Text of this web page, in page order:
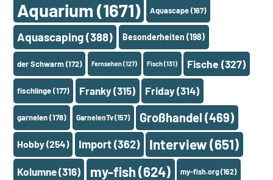
Aquarium (1671) Aquascape(167)
Aquascaping(388) Besonderheiten (198)
der Schwarm(172) Fernsehen(127) Fisch(131) Fische (327)
fischlinge(177) Franky(315) Friday(314)
garnelen(178) GarnelenTv(157) Großhandel (469)
Hobby(254) Import(362) Interview(651)
Kolumne(316) my-fish(624) my-fish.org(162)